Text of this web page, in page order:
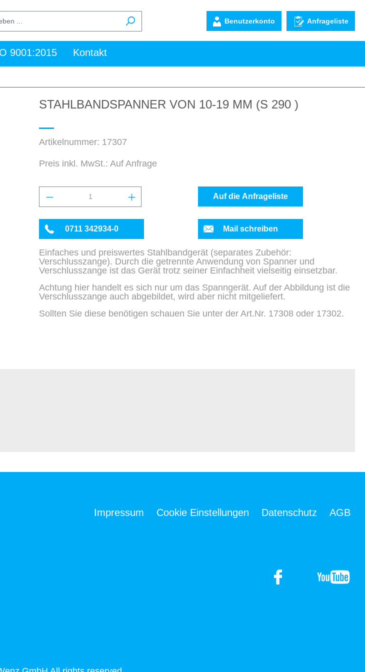
Benutzerkonto Anfrageliste
9001:2015 Kontakt
STAHLBANDSPANNER VON 10-19 MM (S 290 )
Artikelnummer: 17307
Preis inkl. MwSt.: Auf Anfrage
Produkt Anzahl: Gib den gewünschten Wert ein oder
Auf die Anfrageliste
0711 342934-0 Mail schreiben
Einfaches und preiswertes Stahlbandgerät (separates Zubehör:
Verschlusszange). Durch die getrennte Anwendung von Spanner und
Verschlusszange ist das Gerät trotz seiner Einfachheit vielseitig einsetzbar.
Achtung hier handelt es sich nur um das Spanngerät. Auf der Abbildung ist die
Verschlusszange auch abgebildet, wird aber nicht mitgeliefert.
Sollten Sie diese benötigen schauen Sie unter der Art.Nr. 17308 oder 17302.
Impressum Cookie Einstellungen Datenschutz AGB